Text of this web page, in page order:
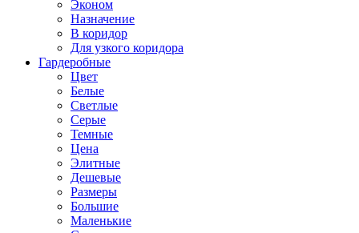
Эконом
Назначение
В коридор
Для узкого коридора
Гардеробные
Цвет
Белые
Светлые
Серые
Темные
Цена
Элитные
Дешевые
Размеры
Большие
Маленькие